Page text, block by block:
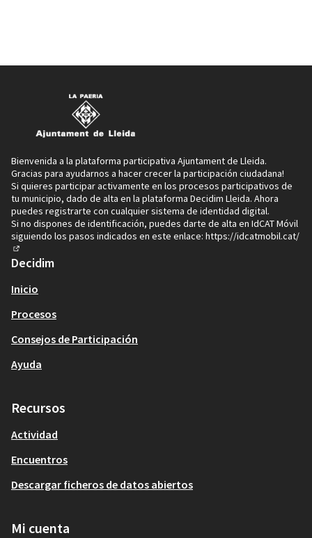
Bienvenida a la plataforma participativa Ajuntament de Lleida.
Gracias para ayudarnos a hacer crecer la participación ciudadana!
Si quieres participar activamente en los procesos participativos de
tu municipio, dado de alta en la plataforma Decidim Lleida. Ahora
puedes registrarte con cualquier sistema de identidad digital.
Si no dispones de identificación, puedes darte de alta en IdCAT Móvil
siguiendo los pasos indicados en este enlace: https://idcatmobil.cat/
(Enlace externo)
Decidim
Inicio
Procesos
Consejos de Participación
Ayuda
Recursos
Actividad
Encuentros
Descargar ficheros de datos abiertos
Mi cuenta